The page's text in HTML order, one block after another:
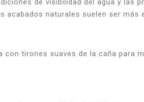
de visibilidad del agua y las
acabados naturales suelen ser más
tirones suaves de la caña para